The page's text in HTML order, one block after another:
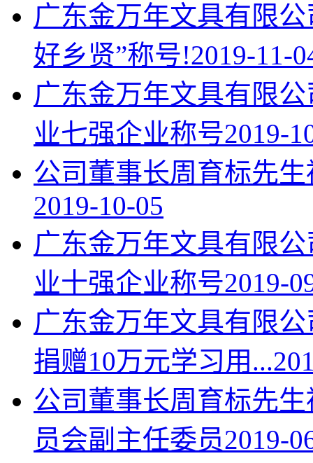
广东金万年文具有限
好乡贤”称号!2019-11-
广东金万年文具有限
业七强企业称号2019-
公司董事长周育标先
2019-10-05
广东金万年文具有限
业十强企业称号2019-
广东金万年文具有限
捐赠10万元学习用...
公司董事长周育标先
员会副主任委员2019-